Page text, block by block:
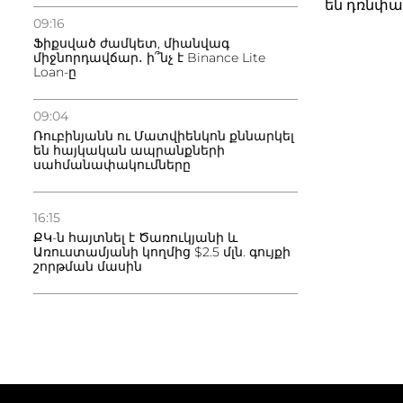
09:16
Ֆիքսված ժամկետ, միանվագ
միջնորդավճար․ ի՞նչ է Binance Lite
Loan-ը
09:04
Ռուբինյանն ու Մատվիենկոն քննարկել
են հայկական ապրանքների
սահմանափակումները
16:15
ՔԿ-ն հայտնել է Ծառուկյանի և
Առուստամյանի կողմից $2.5 մլն. գույքի
շորթման մասին
են